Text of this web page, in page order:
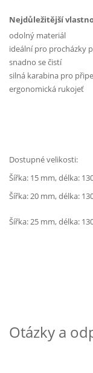
Nejdůležitější
odolný materiál
ideální pro procházky
snadno se čistí
silná karabina pro
ergonomická rukojeť
Dostupné velikosti:
Šířka: 15 mm, délka:
Šířka: 20 mm, délka:
Šířka: 25 mm, délka:
Otázky a